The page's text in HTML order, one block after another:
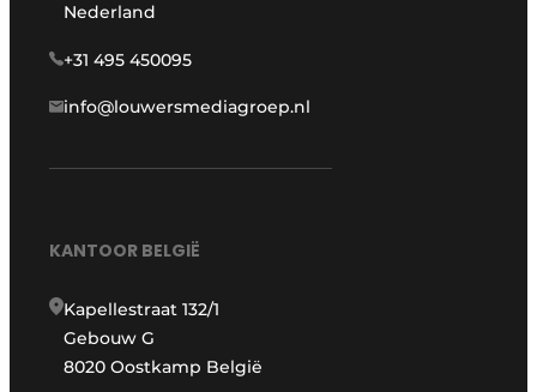
Nederland
+31 495 450095
info@louwersmediagroep.nl
KANTOOR BELGIË
Kapellestraat 132/1
Gebouw G
8020 Oostkamp België